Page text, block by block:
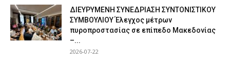
ΔΙΕΥΡΥΜΕΝΗ ΣΥΝΕΔΡΙΑΣΗ ΣΥΝΤΟΝΙΣΤΙΚΟΥ
ΣΥΜΒΟΥΛΙΟΥ Έλεγχος μέτρων
πυροπροστασίας σε επίπεδο Μακεδονίας
–...
2026-07-22